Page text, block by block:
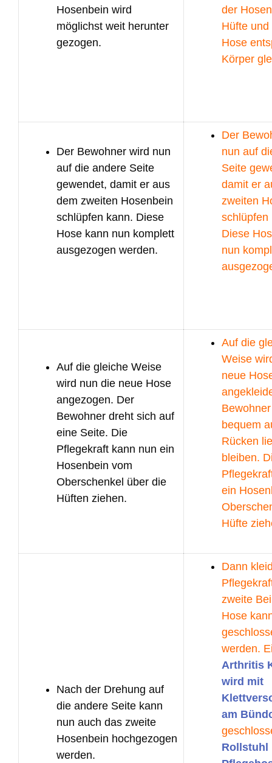
Hosenbein wird
möglichst weit herunter
gezogen.
der
Hüfte
Hose
Körper
Der Bewohner wird nun
auf die andere Seite
gewendet, damit er aus
dem zweiten Hosenbein
schlüpfen kann. Diese
Hose kann nun komplett
ausgezogen werden.
Der
nun auf
Seite
damit er
zweiten
schlüpfen
Diese
nun
Auf die gleiche Weise
wird nun die neue Hose
angezogen. Der
Bewohner dreht sich auf
eine Seite. Die
Pflegekraft kann nun ein
Hosenbein vom
Oberschenkel über die
Hüften ziehen.
Auf die
Weise
neue
bequem
Rücken
bleiben.
ein
Hüfte
Nach der Drehung auf
die andere Seite kann
nun auch das zweite
Hosenbein hochgezogen
werden.
Dann
zweite
Hose
werden.
Arthritis
wird mit
am
Rollstuhl